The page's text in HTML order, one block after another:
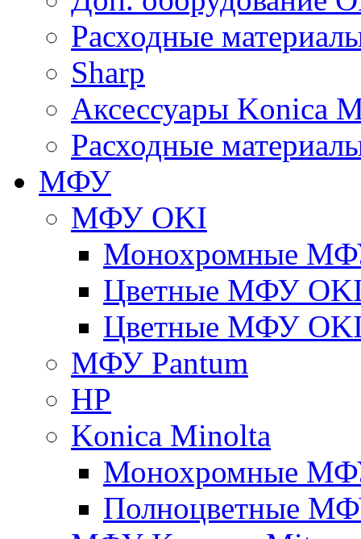
Расходные
Sharp
Аксессуары Konica
Расходные
МФУ
МФУ OKI
Монохромные
Цветные МФУ
Цветные МФУ
МФУ Pantum
HP
Konica Minolta
Монохромные
Полноцветные